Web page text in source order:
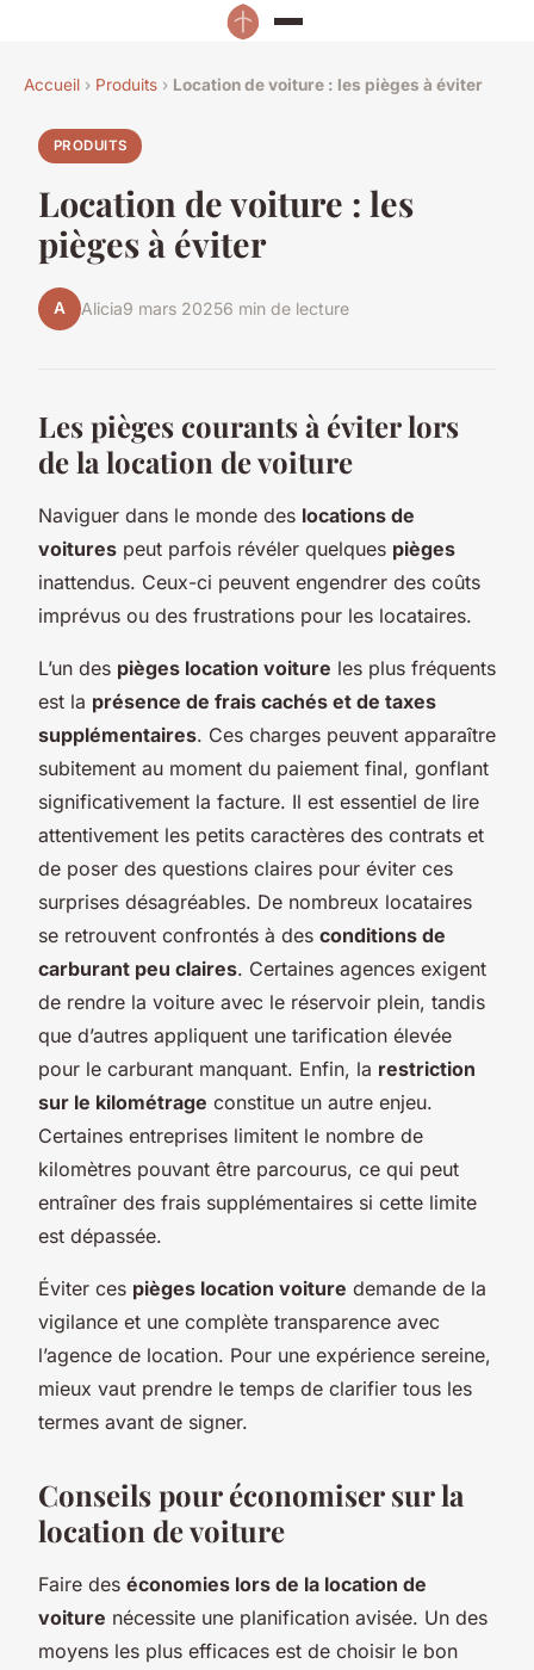
Accueil › Produits › Location de voiture : les pièges à éviter
PRODUITS
Location de voiture : les
pièges à éviter
A Alicia9 mars 20256 min de lecture
Les pièges courants à éviter lors
de la location de voiture
Naviguer dans le monde des locations de
voitures peut parfois révéler quelques pièges
inattendus. Ceux-ci peuvent engendrer des coûts
imprévus ou des frustrations pour les locataires.
L’un des pièges location voiture les plus fréquents
est la présence de frais cachés et de taxes
supplémentaires. Ces charges peuvent apparaître
subitement au moment du paiement final, gonflant
significativement la facture. Il est essentiel de lire
attentivement les petits caractères des contrats et
de poser des questions claires pour éviter ces
surprises désagréables. De nombreux locataires
se retrouvent confrontés à des conditions de
carburant peu claires. Certaines agences exigent
de rendre la voiture avec le réservoir plein, tandis
que d’autres appliquent une tarification élevée
pour le carburant manquant. Enfin, la restriction
sur le kilométrage constitue un autre enjeu.
Certaines entreprises limitent le nombre de
kilomètres pouvant être parcourus, ce qui peut
entraîner des frais supplémentaires si cette limite
est dépassée.
Éviter ces pièges location voiture demande de la
vigilance et une complète transparence avec
l’agence de location. Pour une expérience sereine,
mieux vaut prendre le temps de clarifier tous les
termes avant de signer.
Conseils pour économiser sur la
location de voiture
Faire des économies lors de la location de
voiture nécessite une planification avisée. Un des
moyens les plus efficaces est de choisir le bon